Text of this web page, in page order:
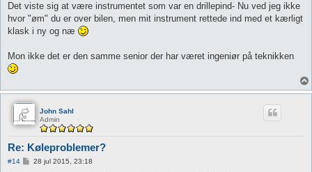
Det viste sig at være instrumentet som var en drillepind- Nu ved jeg ikke
hvor "øm" du er over bilen, men mit instrument rettede ind med et kærligt
klask i ny og næ
Mon ikke det er den samme senior der har været ingeniør på teknikken
John Sahl
Admin
Re: Køleproblemer?
#14 28 jul 2015, 23:18